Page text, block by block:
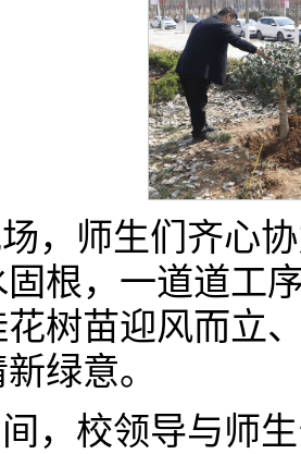
，师生们齐心
固根，一道道工
树苗迎风而立
绿意。
，校领导与师